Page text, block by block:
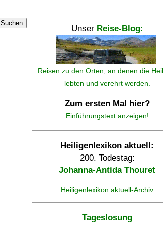
Suchen
Unser Reise-Blog:
Reisen zu den Orten, an denen die
lebten und verehrt werden.
Zum ersten Mal hier?
Einführungstext anzeigen!
Heiligenlexikon aktuell:
200. Todestag:
Johanna-Antida Thouret
Heiligenlexikon aktuell-Archiv
Tageslosung